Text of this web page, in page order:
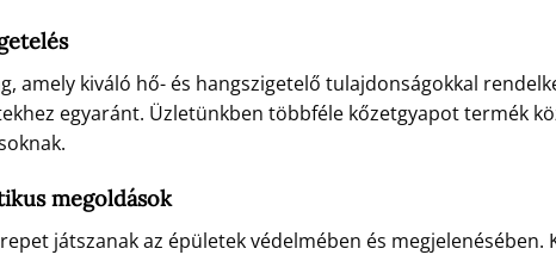
amely kiváló hő- és hangszigetelő tulajdonságokkal
egyaránt. Üzletünkben többféle kőzetgyapot termék
megoldások
játszanak az épületek védelmében és